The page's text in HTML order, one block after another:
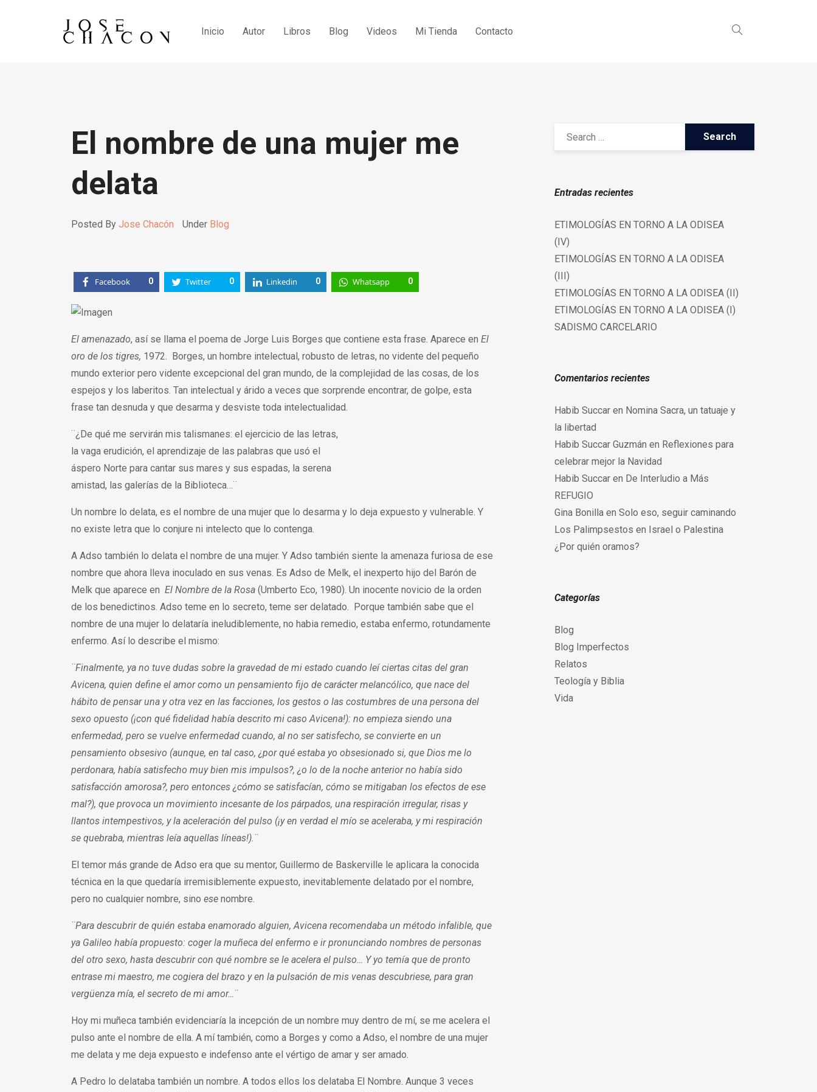
Inicio Autor Libros Blog Videos Mi Tienda Contacto
El nombre de una mujer me
delata
Posted By Jose Chacón Under Blog
Facebook 0 Twitter 0 Linkedin 0 Whatsapp 0
El amenazado, así se llama el poema de Jorge Luis Borges que contiene esta frase. Aparece en El
oro de los tigres, 1972. Borges, un hombre intelectual, robusto de letras, no vidente del pequeño
mundo exterior pero vidente excepcional del gran mundo, de la complejidad de las cosas, de los
espejos y los laberitos. Tan intelectual y árido a veces que sorprende encontrar, de golpe, esta
frase tan desnuda y que desarma y desviste toda intelectualidad.
¨¿De qué me servirán mis talismanes: el ejercicio de las letras,
la vaga erudición, el aprendizaje de las palabras que usó el
áspero Norte para cantar sus mares y sus espadas, la serena
amistad, las galerías de la Biblioteca…¨
Un nombre lo delata, es el nombre de una mujer que lo desarma y lo deja expuesto y vulnerable. Y
no existe letra que lo conjure ni intelecto que lo contenga.
A Adso también lo delata el nombre de una mujer. Y Adso también siente la amenaza furiosa de ese
nombre que ahora lleva inoculado en sus venas. Es Adso de Melk, el inexperto hijo del Barón de
Melk que aparece en El Nombre de la Rosa (Umberto Eco, 1980). Un inocente novicio de la orden
de los benedictinos. Adso teme en lo secreto, teme ser delatado. Porque también sabe que el
nombre de una mujer lo delataría ineludiblemente, no habia remedio, estaba enfermo, rotundamente
enfermo. Así lo describe el mismo:
¨Finalmente, ya no tuve dudas sobre la gravedad de mi estado cuando leí ciertas citas del gran
Avicena, quien define el amor como un pensamiento fijo de carácter melancólico, que nace del
hábito de pensar una y otra vez en las facciones, los gestos o las costumbres de una persona del
sexo opuesto (¡con qué fidelidad había descrito mi caso Avicena!): no empieza siendo una
enfermedad, pero se vuelve enfermedad cuando, al no ser satisfecho, se convierte en un
pensamiento obsesivo (aunque, en tal caso, ¿por qué estaba yo obsesionado si, que Dios me lo
perdonara, había satisfecho muy bien mis impulsos?, ¿o lo de la noche anterior no había sido
satisfacción amorosa?, pero entonces ¿cómo se satisfacían, cómo se mitigaban los efectos de ese
mal?), que provoca un movimiento incesante de los párpados, una respiración irregular, risas y
llantos intempestivos, y la aceleración del pulso (¡y en verdad el mío se aceleraba, y mi respiración
se quebraba, mientras leía aquellas líneas!).¨
El temor más grande de Adso era que su mentor, Guillermo de Baskerville le aplicara la conocida
técnica en la que quedaría irremisiblemente expuesto, inevitablemente delatado por el nombre,
pero no cualquier nombre, sino ese nombre.
¨Para descubrir de quién estaba enamorado alguien, Avicena recomendaba un método infalible, que
ya Galileo había propuesto: coger la muñeca del enfermo e ir pronunciando nombres de personas
del otro sexo, hasta descubrir con qué nombre se le acelera el pulso… Y yo temía que de pronto
entrase mi maestro, me cogiera del brazo y en la pulsación de mis venas descubriese, para gran
vergüenza mía, el secreto de mi amor…¨
Hoy mi muñeca también evidenciaría la incepción de un nombre muy dentro de mí, se me acelera el
pulso ante el nombre de ella. A mí también, como a Borges y como a Adso, el nombre de una mujer
me delata y me deja expuesto e indefenso ante el vértigo de amar y ser amado.
A Pedro lo delataba también un nombre. A todos ellos los delataba El Nombre. Aunque 3 veces
Entradas recientes
ETIMOLOGÍAS EN TORNO A LA ODISEA
(IV)
ETIMOLOGÍAS EN TORNO A LA ODISEA
(III)
ETIMOLOGÍAS EN TORNO A LA ODISEA (II)
ETIMOLOGÍAS EN TORNO A LA ODISEA (I)
SADISMO CARCELARIO
Comentarios recientes
Habib Succar en Nomina Sacra, un tatuaje y
la libertad
Habib Succar Guzmán en Reflexiones para
celebrar mejor la Navidad
Habib Succar en De Interludio a Más
REFUGIO
Gina Bonilla en Solo eso, seguir caminando
Los Palimpsestos en Israel o Palestina
¿Por quién oramos?
Categorías
Blog
Blog Imperfectos
Relatos
Teología y Biblia
Vida